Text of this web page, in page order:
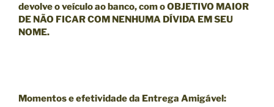
devolve o veículo ao banco, com oOBJETIVO MAIOR
DE NÃO FICAR COM NENHUMA DÍVIDA EM SEU
NOME.
Momentos e efetividade da Entrega Amigável: